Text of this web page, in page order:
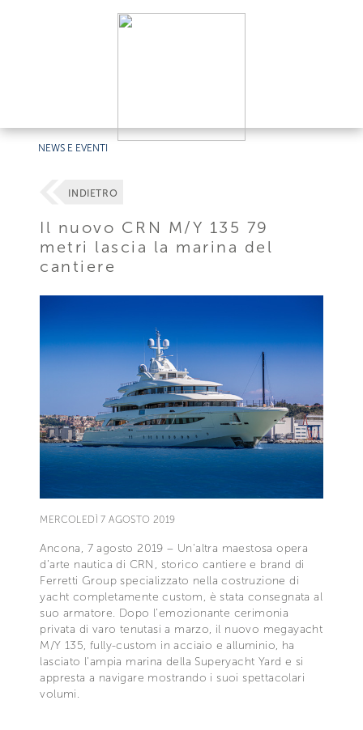
NEWS E EVENTI
INDIETRO
Il nuovo CRN M/Y 135 79
metri lascia la marina del
cantiere
MERCOLEDÌ 7 AGOSTO 2019
Ancona, 7 agosto 2019 – Un’altra maestosa opera
d’arte nautica di CRN, storico cantiere e brand di
Ferretti Group specializzato nella costruzione di
yacht completamente custom, è stata consegnata al
suo armatore. Dopo l’emozionante cerimonia
privata di varo tenutasi a marzo, il nuovo megayacht
M/Y 135, fully-custom in acciaio e alluminio, ha
lasciato l’ampia marina della Superyacht Yard e si
appresta a navigare mostrando i suoi spettacolari
volumi.